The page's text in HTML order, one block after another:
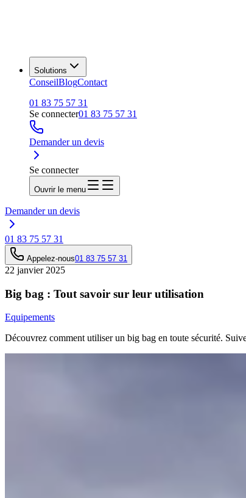
Solutions
ConseilBlogContact
01 83 75 57 31
Se connecter01 83 75 57 31
Demander un devis
Se connecter
Ouvrir le menu
Demander un devis
01 83 75 57 31
Appelez-nous01 83 75 57 31
22 janvier 2025
Big bag : Tout savoir sur leur utilisation
Equipements
Découvrez comment utiliser un big bag en toute sécurité.